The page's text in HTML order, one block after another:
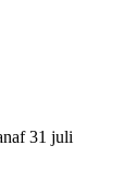
31 juli